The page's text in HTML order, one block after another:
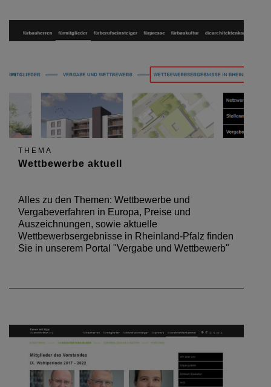
THEMA
Wettbewerbe aktuell
Alles zu den Themen: Wettbewerbe und
Vergabeverfahren in Europa, Preise und
Auszeichnungen, sowie aktuelle
Wettbewerbsergebnisse in Rheinland-Pfalz finden
Sie in unserem Portal "Vergabe und Wettbewerb"